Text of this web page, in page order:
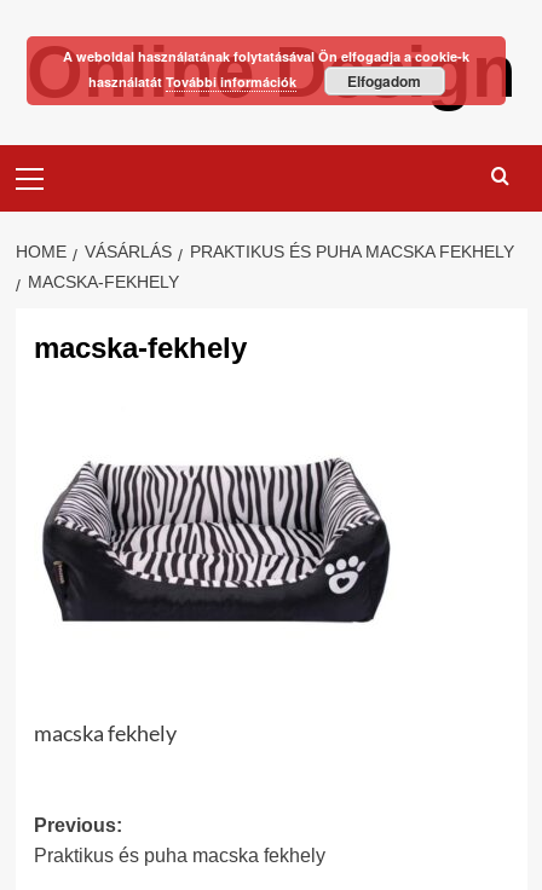
contentOnline Design
Menu
HOME VÁSÁRLÁS
PRAKTIKUS ÉS PUHA MACSKA FEKHELY
MACSKA-FEKHELY
macska-fekhely
macska fekhely
Post
navigation
Previous:
Praktikus és puha macska fekhely
A weboldal használatának folytatásával Ön elfogadja a cookie-k
használatát További információk Elfogadom